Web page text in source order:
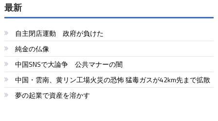
最新
自主閉店運動 政府が負けた
純金の仏像
中国SNSで大論争 公共マナーの闇
中国・雲南、黄リン工場火災の恐怖 猛毒ガスが42km先まで拡散
夢の起業で資産を溶かす